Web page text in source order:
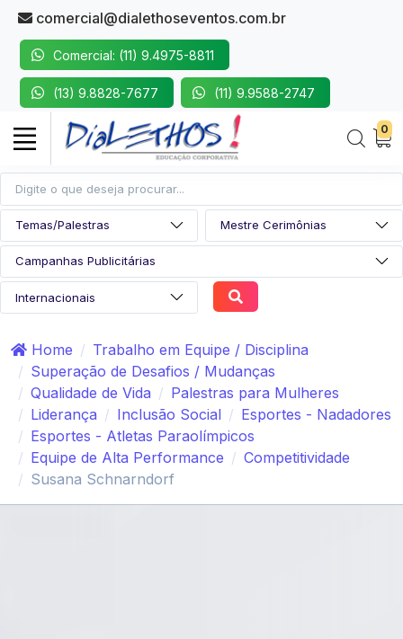
comercial@dialethoseventos.com.br
Comercial: (11) 9.4975-8811
(13) 9.8828-7677 (11) 9.9588-2747
0
Home
Trabalho em Equipe / Disciplina
Superação de Desafios / Mudanças
Qualidade de Vida
Palestras para Mulheres
Liderança
Inclusão Social
Esportes - Nadadores
Esportes - Atletas Paraolímpicos
Equipe de Alta Performance
Competitividade
Susana Schnarndorf